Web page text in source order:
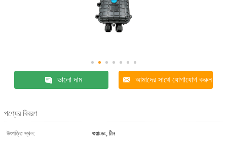
ভালো দাম আমাদের সাথে যোগাযোগ করুন
পণ্যের বিবরণ
উৎপত্তি স্থল:
গুয়াংডং, চীন